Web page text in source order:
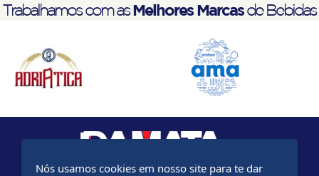
Trabalhamos com asMelhores Marcasde Bebidas
Nós usamos cookies em nosso site para te dar